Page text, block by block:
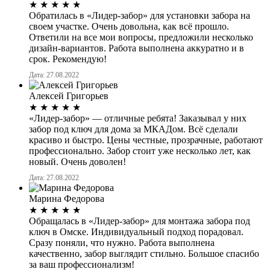
★ ★ ★ ★ ★
Обратилась в «Лидер-забор» для установки забора на
своем участке. Очень довольна, как всё прошло.
Ответили на все мои вопросы, предложили несколько
дизайн-вариантов. Работа выполнена аккуратно и в
срок. Рекомендую!
Дата: 27.08.2022
Алексей Григорьев
★ ★ ★ ★ ★
«Лидер-забор» — отличные ребята! Заказывал у них
забор под ключ для дома за МКАДом. Всё сделали
красиво и быстро. Цены честные, прозрачные, работают
профессионально. Забор стоит уже несколько лет, как
новый. Очень доволен!
Дата: 27.08.2022
Марина Федорова
★ ★ ★ ★ ★
Обращалась в «Лидер-забор» для монтажа забора под
ключ в Омске. Индивидуальный подход порадовал.
Сразу поняли, что нужно. Работа выполнена
качественно, забор выглядит стильно. Большое спасибо
за ваш профессионализм!